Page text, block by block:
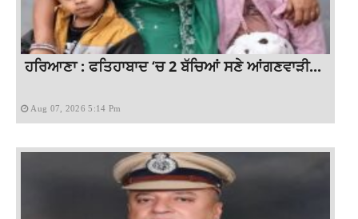
ਹਰਿਆਣਾ : ਫਤਿਹਾਬਾਦ ‘ਚ 2 ਬੱਚਿਆਂ ਸਣੇ ਆਂਗਣਵਾੜੀ...
Aug 07, 2026 5:14 Pm